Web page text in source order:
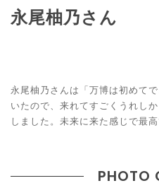
永尾柚乃さん
永尾柚乃さんは「万博は初めて
いたので、来れてすごくうれし
しました。未来に来た感じで最高
PHOTO